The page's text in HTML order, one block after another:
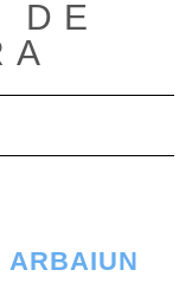
DE
de navegación
ARBAIUN